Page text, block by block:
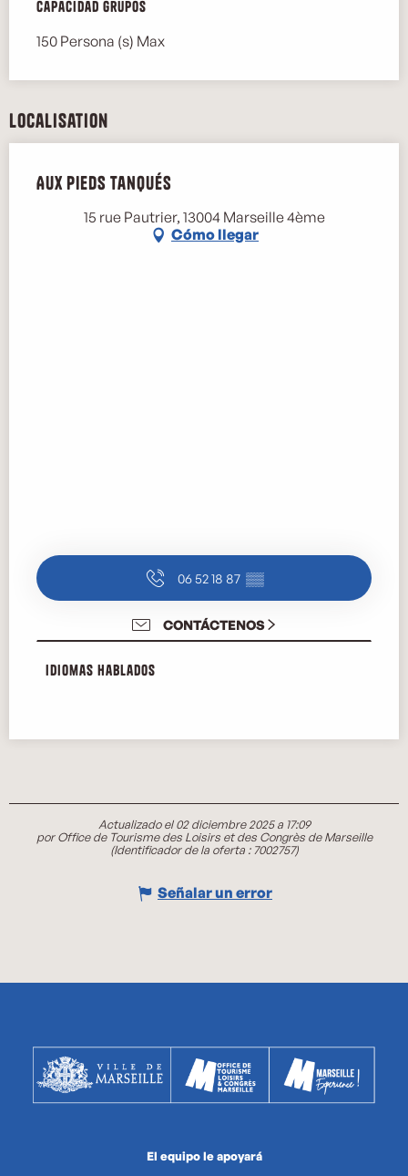
Capacidad grupos
Capacidad grupos
150 Persona (s) Max
Localisation
Aux Pieds Tanqués
15 rue Pautrier, 13004 Marseille 4ème
Cómo llegar
06 52 18 87 ▒▒
CONTÁCTENOS
Idiomas hablados
Idiomas hablados
Actualizado el 02 diciembre 2025 a 17:09
por Office de Tourisme des Loisirs et des Congrès de Marseille
(Identificador de la oferta : 7002757)
Señalar un error
El equipo le apoyará